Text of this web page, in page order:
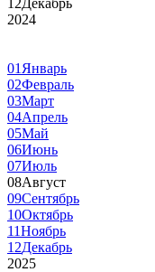
12Декабрь
2024
01 Январь
02Февраль
03Март
04Апрель
05Май
06Июнь
07Июль
08Август
09Сентябрь
10Октябрь
11Ноябрь
12Декабрь
2025